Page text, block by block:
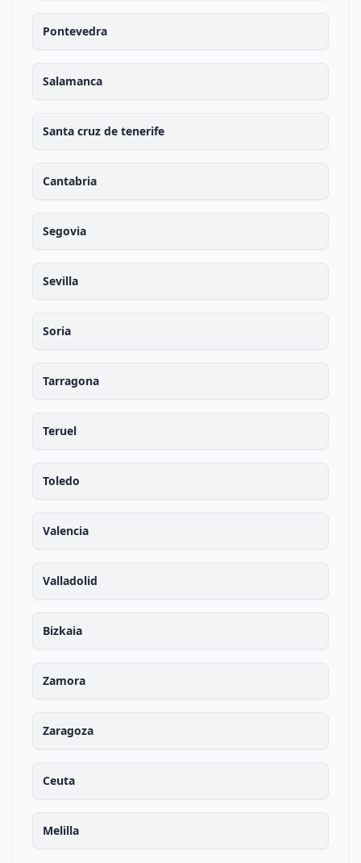
Pontevedra
Salamanca
Santa cruz de tenerife
Cantabria
Segovia
Sevilla
Soria
Tarragona
Teruel
Toledo
Valencia
Valladolid
Bizkaia
Zamora
Zaragoza
Ceuta
Melilla